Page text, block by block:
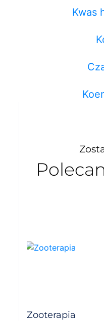
Kwas
Zooterapia